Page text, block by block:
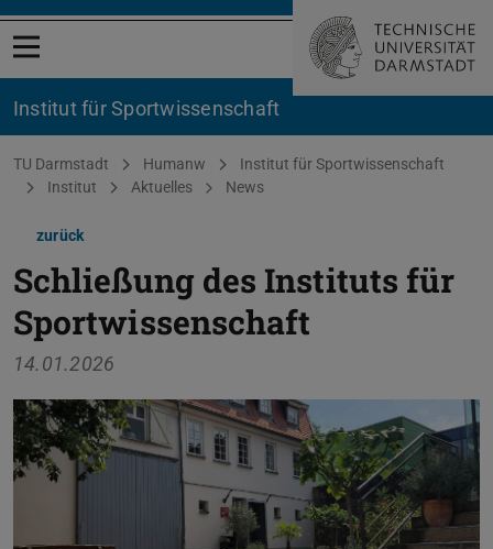
Menü öffnen
Institut für Sportwissenschaft
Sie befinden sich hier:
TU Darmstadt Humanw
Institut für Sportwissenschaft
Institut
Aktuelles News
zurück
Schließung des Instituts für
Sportwissenschaft
14.01.2026